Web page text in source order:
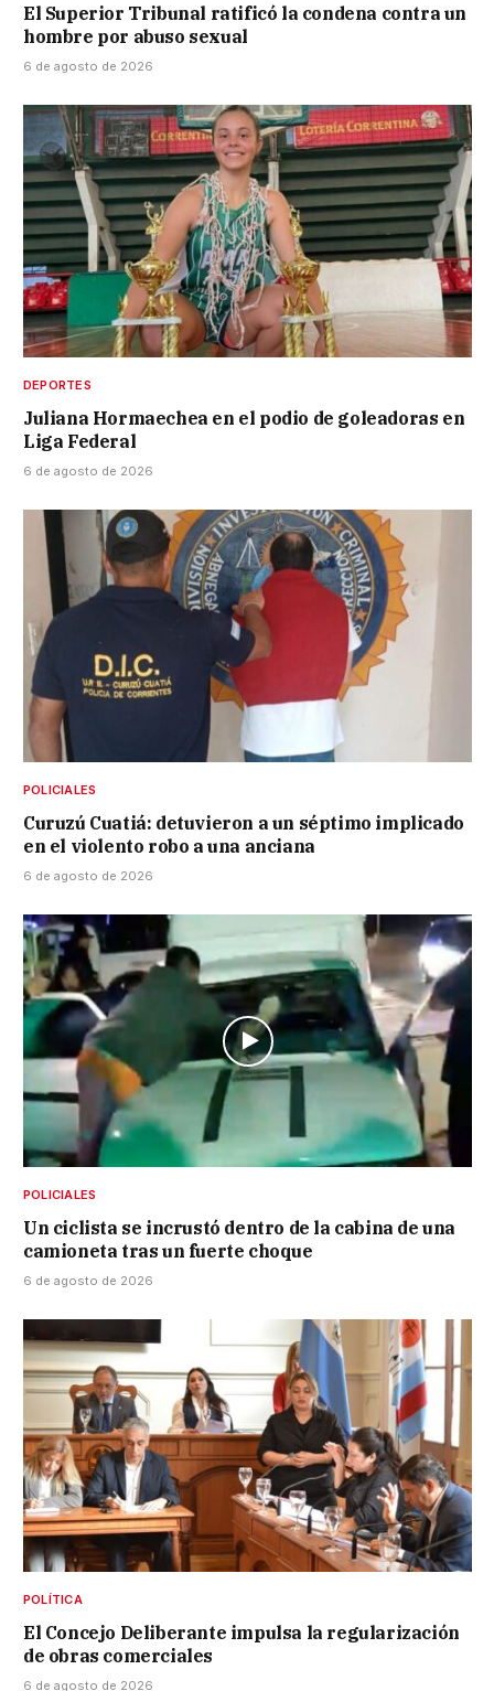
El Superior Tribunal ratificó la condena contra un
hombre por abuso sexual
6 de agosto de 2026
DEPORTES
Juliana Hormaechea en el podio de goleadoras en
Liga Federal
6 de agosto de 2026
POLICIALES
Curuzú Cuatiá: detuvieron a un séptimo implicado
en el violento robo a una anciana
6 de agosto de 2026
POLICIALES
Un ciclista se incrustó dentro de la cabina de una
camioneta tras un fuerte choque
6 de agosto de 2026
POLÍTICA
El Concejo Deliberante impulsa la regularización
de obras comerciales
6 de agosto de 2026